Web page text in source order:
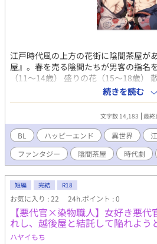
江戸時代風の上方の花街に陰間茶屋が
屋』。春を売る陰間たちが男客の指名
（11〜14歳） 盛りの花（15〜18歳
におります散花さん（琴風）は、陰間
茶屋で最年長の『琴風』は、皆から『
ろそろ引退を考えつつ、男に抱かれ
でも、指名客は減るばかり。 どうする
続きを読む
文字数 14,183 最終
BL ハッピーエンド 異世界
ファンタジー
陰間茶屋 時代劇
短編 完結 R18
お気に入り : 22 24h.ポイント : 0
【悪代官×染物職人】女好き悪代
れし、越後屋と結託して陥れよう
ハヤイもち